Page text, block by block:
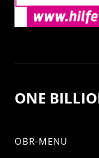
ONE
OBR-MENU